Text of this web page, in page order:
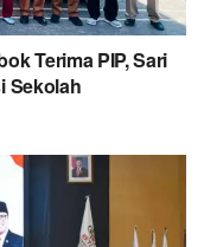
Terima PIP, Sari
Sekolah